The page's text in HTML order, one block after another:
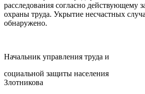
расследования согласно действующему
охраны труда. Укрытие несчастных
обнаружено.
Начальник управления труда и
социальной защиты
Злотникова